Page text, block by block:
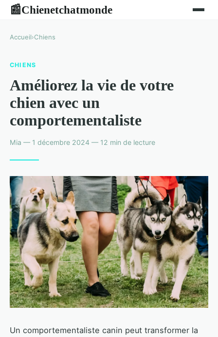
📰Chienetchatmonde
Accueil›Chiens
CHIENS
Améliorez la vie de votre
chien avec un
comportementaliste
Mia — 1 décembre 2024 — 12 min de lecture
Un comportementaliste canin peut transformer la